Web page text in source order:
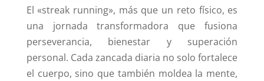
El «streak running», más que un reto físico, es
una jornada transformadora que fusiona
perseverancia, bienestar y superación
personal. Cada zancada diaria no solo fortalece
el cuerpo, sino que también moldea la mente,